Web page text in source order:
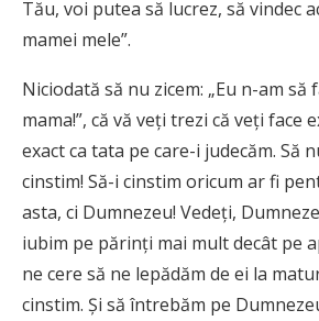
Tău, voi putea să lucrez, să vindec
mamei mele”.
Niciodată să nu zicem: „Eu n-am să
mama!”, că vă veţi trezi că veţi face
exact ca tata pe care-i judecăm. Să
cinstim! Să-i cinstim oricum ar fi
asta, ci Dumnezeu! Vedeţi,
iubim pe părinţi mai mult decât pe
ne cere să ne lepădăm de ei la
cinstim. Şi să întrebăm pe